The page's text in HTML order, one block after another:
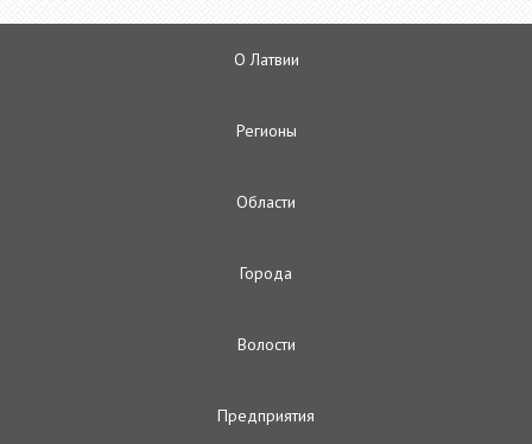
О Латвии
Регионы
Oбласти
Городa
Волости
Предприятия